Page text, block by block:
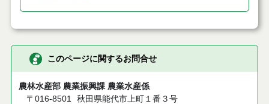
このページに関するお問合せ
農林水産部 農業振興課 農業水産係
〒016-8501
秋田県能代市上町１番３号